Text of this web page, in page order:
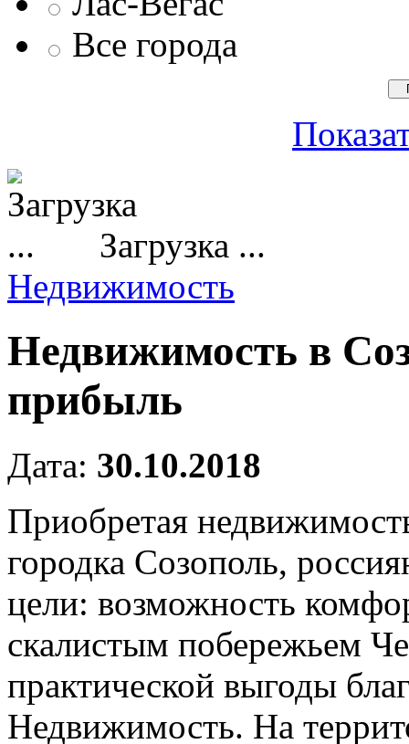
Все города
Загрузка ...
Недвижимость
Недвижимость в
прибыль
Дата: 30.10.2018
Приобретая
городка Созополь,
цели: возможность
скалистым побережьем
практической выгоды
Недвижимость. На